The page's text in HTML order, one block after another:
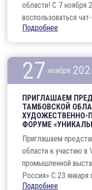
области! С 7 ноября
воспользоваться
Подробнее
27 ноября
ПРИГЛАШАЕМ
ТАМБОВСКОЙ
ХУДОЖЕСТВЕННО-
ФОРУМЕ
Приглашаем
области к участию в
промышленной
Россия» С 23 января
Подробнее